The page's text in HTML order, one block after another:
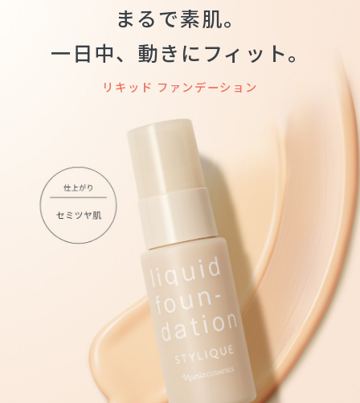
まるで素肌。
一日中、動きにフィット。
リキッド ファンデーション